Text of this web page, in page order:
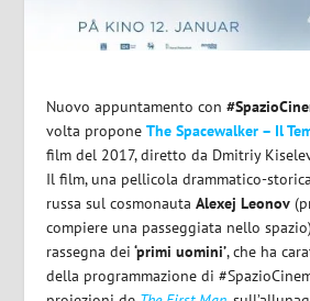
Nuovo appuntamento con
volta proponeThe Spacewalker – Il
film del 2017, diretto da Dmitriy
Il film, una pellicola drammatico-
russa sul cosmonautaAlexej Leonov
compiere una passeggiata nello
rassegna dei ‘primi uomini’, che ha
della programmazione di